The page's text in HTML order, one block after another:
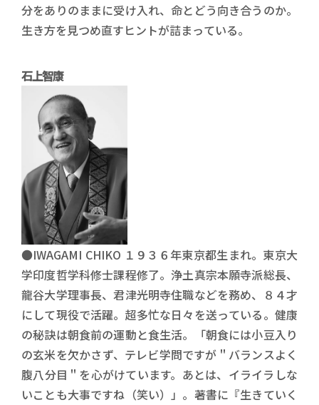
分をありのままに受け入れ、命とどう向き合うのか。
生き方を見つめ直すヒントが詰まっている。
石上智康
●IWAGAMI CHIKO １９３６年東京都生まれ。東京大
学印度哲学科修士課程修了。浄土真宗本願寺派総長、
龍谷大学理事長、君津光明寺住職などを務め、８４才
にして現役で活躍。超多忙な日々を送っている。健康
の秘訣は朝食前の運動と食生活。「朝食には小豆入り
の玄米を欠かさず、テレビ学問ですが＂バランスよく
腹八分目＂を心がけています。あとは、イライラしな
いことも大事ですね（笑い）」。著書に『生きていく